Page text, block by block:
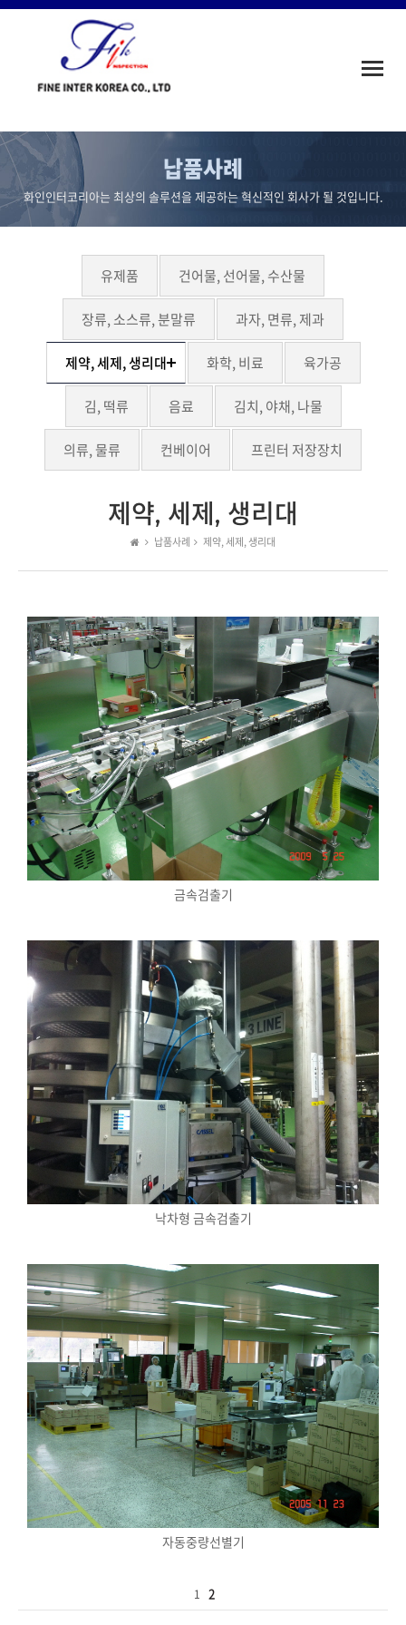
Toggle
납품사례
화인인터코리아는 최상의 솔루션을 제공하는 혁신적인 회사가 될 것입니다.
유제품 건어물, 선어물, 수산물
장류, 소스류, 분말류 과자, 면류, 제과
제약, 세제, 생리대 화학, 비료 육가공
김, 떡류 음료 김치, 야채, 나물
의류, 물류 컨베이어 프린터 저장장치
제약, 세제, 생리대
납품사례 제약, 세제, 생리대
금속검출기
낙차형 금속검출기
자동중량선별기
1 2